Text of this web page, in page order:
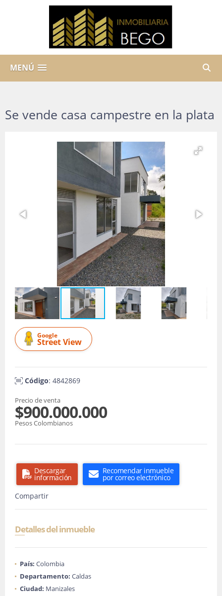
MENÚ
Se vende casa campestre en la plata
Google
Street View
Código: 4842869
Precio de venta
$900.000.000
Pesos Colombianos
Descargar
información
Recomendar inmueble
por correo electrónico
Compartir
Detalles del inmueble
País: Colombia
Departamento: Caldas
Ciudad: Manizales